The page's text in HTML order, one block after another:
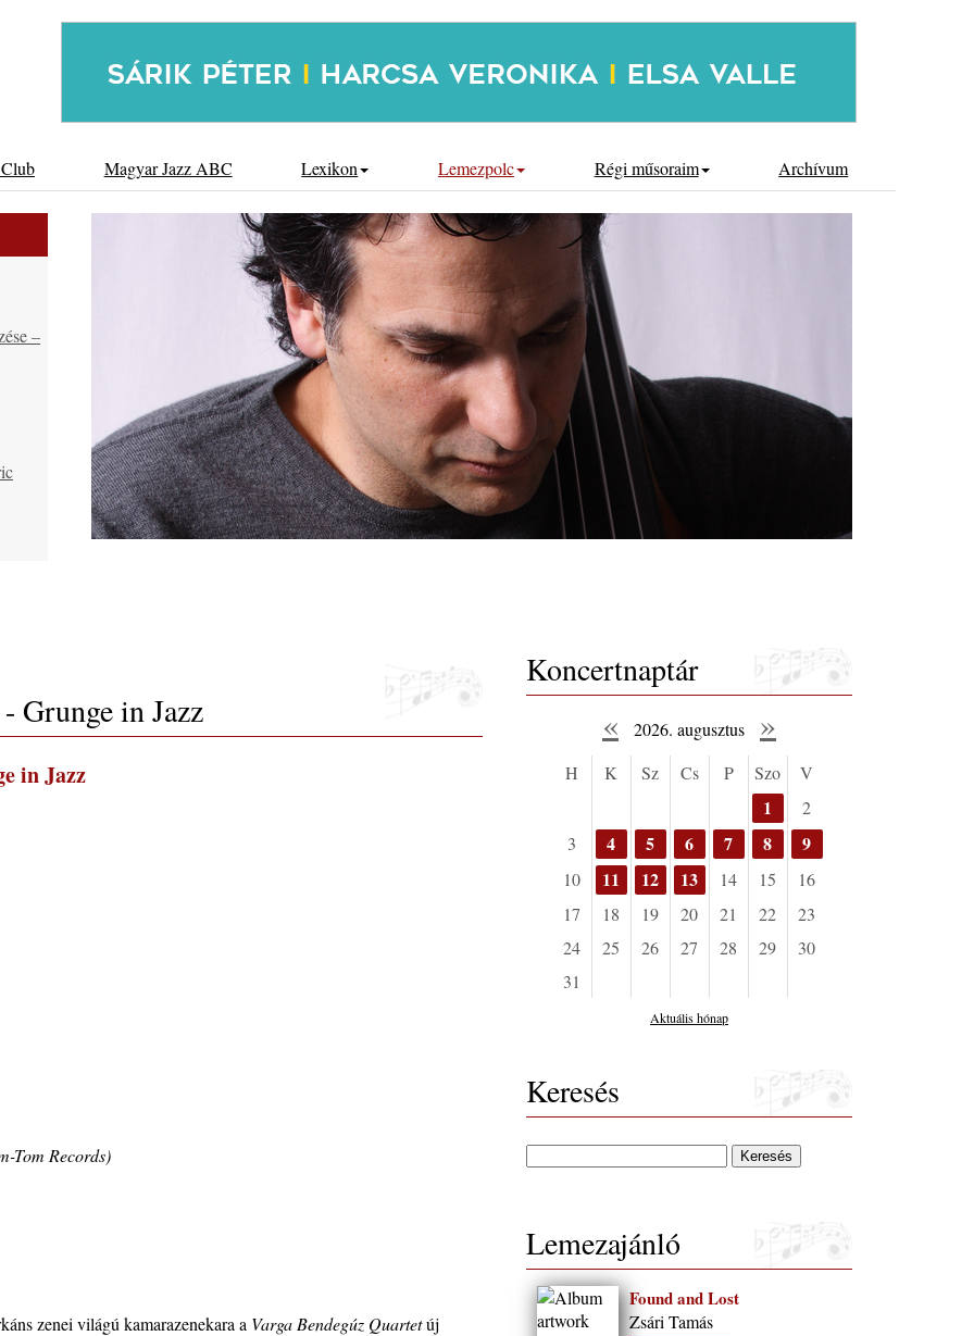
Magyar Jazz ABC Lexikon Lemezpolc Régi műsoraim Archívum
–
a
Grunge in Jazz
in Jazz
Tom Records)
zenei világú kamarazenekara a Varga Bendegúz Quartetúj
Koncertnaptár
« 2026. augusztus »
H K Sz Cs P Szo V
1
2
3
4 5 6 7 8 9
10 11 12 13 14 15
16
17
18 19 20 21 22
23
24
25 26 27 28 29
30
31
Aktuális hónap
Keresés
Lemezajánló
Found and Lost
Zsári Tamás